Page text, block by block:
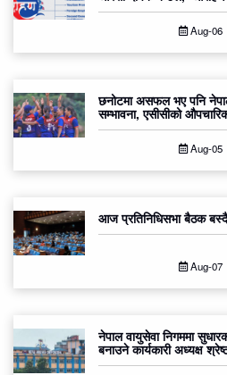
Aug-06
छनोटमा असफल भए पनि
सम्भावना, एसीसीको
Aug-05
आज प्रतिनिधिसभा बैठक
Aug-07
नेपाल वायुसेवा निगममा
बनाउने कार्यकारी अध्यक्ष